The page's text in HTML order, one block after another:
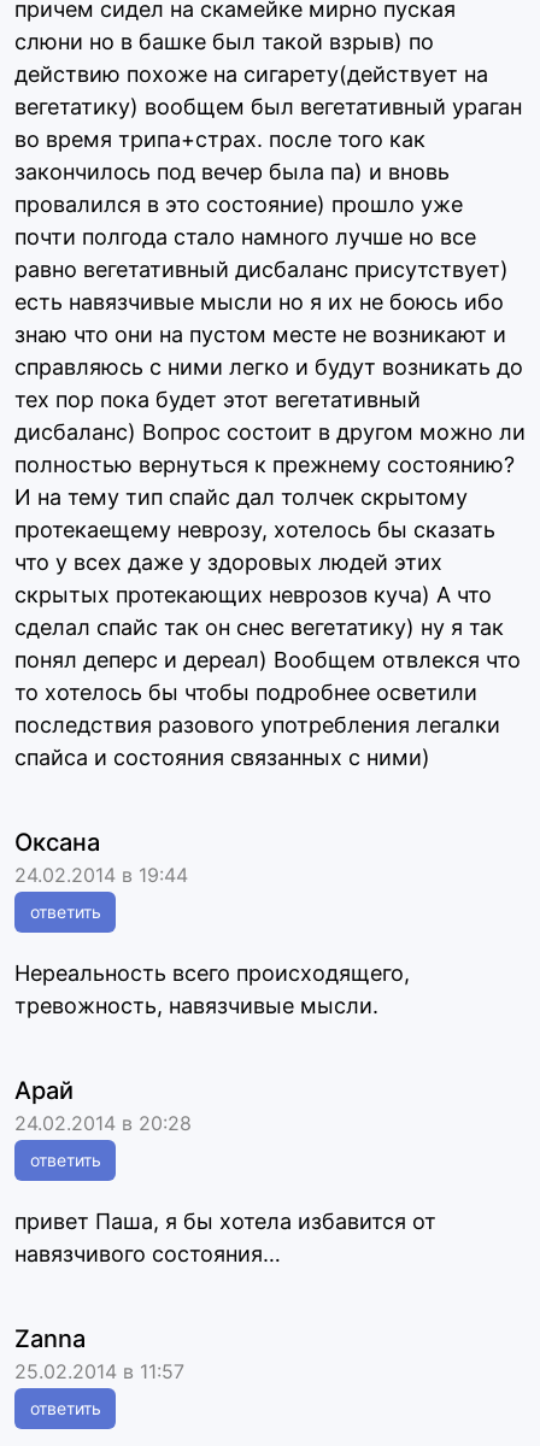
причем сидел на скамейке мирно пуская
слюни но в башке был такой взрыв) по
действию похоже на сигарету(действует на
вегетатику) вообщем был вегетативный ураган
во время трипа+страх. после того как
закончилось под вечер была па) и вновь
провалился в это состояние) прошло уже
почти полгода стало намного лучше но все
равно вегетативный дисбаланс присутствует)
есть навязчивые мысли но я их не боюсь ибо
знаю что они на пустом месте не возникают и
справляюсь с ними легко и будут возникать до
тех пор пока будет этот вегетативный
дисбаланс) Вопрос состоит в другом можно ли
полностью вернуться к прежнему состоянию?
И на тему тип спайс дал толчек скрытому
протекаещему неврозу, хотелось бы сказать
что у всех даже у здоровых людей этих
скрытых протекающих неврозов куча) А что
сделал спайс так он снес вегетатику) ну я так
понял деперс и дереал) Вообщем отвлекся что
то хотелось бы чтобы подробнее осветили
последствия разового употребления легалки
спайса и состояния связанных с ними)
Оксана
24.02.2014 в 19:44
ответить
Нереальность всего происходящего,
тревожность, навязчивые мысли.
Арай
24.02.2014 в 20:28
ответить
привет Паша, я бы хотела избавится от
навязчивого состояния…
Zanna
25.02.2014 в 11:57
ответить